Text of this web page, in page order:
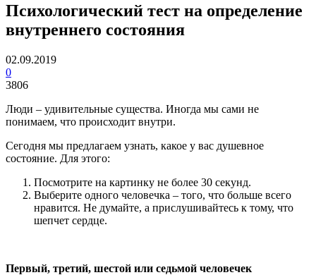
Психологический тест на определение
внутреннего состояния
02.09.2019
0
3806
Люди – удивительные существа. Иногда мы сами не
понимаем, что происходит внутри.
Сегодня мы предлагаем узнать, какое у вас душевное
состояние. Для этого:
Посмотрите на картинку не более 30 секунд.
Выберите одного человечка – того, что больше всего
нравится. Не думайте, а прислушивайтесь к тому, что
шепчет сердце.
Первый, третий, шестой или седьмой человечек